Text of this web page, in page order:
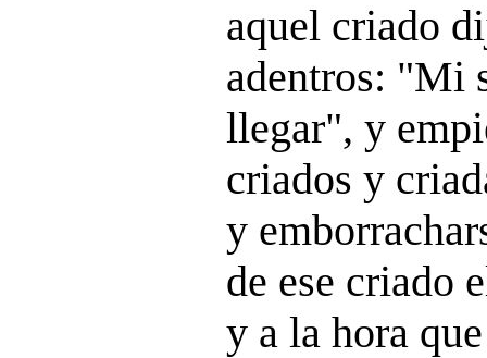
aquel criado
adentros: "Mi
llegar", y
criados y
y
de ese criado
y a la hora